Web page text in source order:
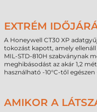
EXTRÉM
A Honeywell CT30 XP
tokozást kapott, amely
MIL-STD-810H szabványnak
meghibásodást az akár 1,2
használható -10°C-től egészen
AMIKOR A